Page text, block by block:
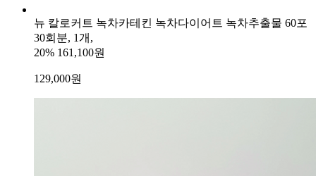
뉴 칼로커트 녹차카테킨 녹차다이어트 녹차추출물 60포
30회분, 1개,
20% 161,100원
129,000원